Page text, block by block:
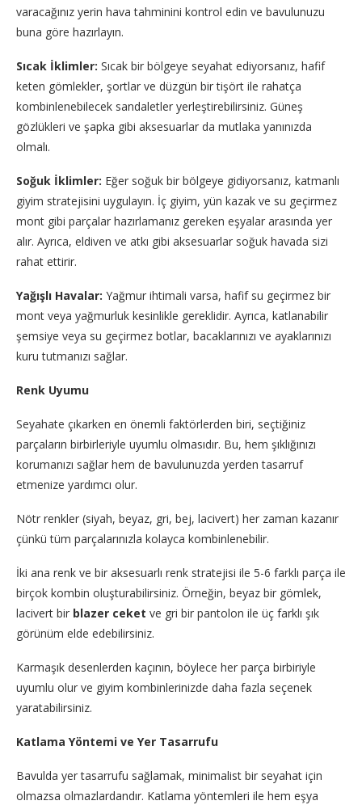
varacağınız yerin hava tahminini kontrol edin ve bavulunuzu
buna göre hazırlayın.
Sıcak İklimler: Sıcak bir bölgeye seyahat ediyorsanız, hafif
keten gömlekler, şortlar ve düzgün bir tişört ile rahatça
kombinlenebilecek sandaletler yerleştirebilirsiniz. Güneş
gözlükleri ve şapka gibi aksesuarlar da mutlaka yanınızda
olmalı.
Soğuk İklimler: Eğer soğuk bir bölgeye gidiyorsanız, katmanlı
giyim stratejisini uygulayın. İç giyim, yün kazak ve su geçirmez
mont gibi parçalar hazırlamanız gereken eşyalar arasında yer
alır. Ayrıca, eldiven ve atkı gibi aksesuarlar soğuk havada sizi
rahat ettirir.
Yağışlı Havalar: Yağmur ihtimali varsa, hafif su geçirmez bir
mont veya yağmurluk kesinlikle gereklidir. Ayrıca, katlanabilir
şemsiye veya su geçirmez botlar, bacaklarınızı ve ayaklarınızı
kuru tutmanızı sağlar.
Renk Uyumu
Seyahate çıkarken en önemli faktörlerden biri, seçtiğiniz
parçaların birbirleriyle uyumlu olmasıdır. Bu, hem şıklığınızı
korumanızı sağlar hem de bavulunuzda yerden tasarruf
etmenize yardımcı olur.
Nötr renkler (siyah, beyaz, gri, bej, lacivert) her zaman kazanır
çünkü tüm parçalarınızla kolayca kombinlenebilir.
İki ana renk ve bir aksesuarlı renk stratejisi ile 5-6 farklı parça ile
birçok kombin oluşturabilirsiniz. Örneğin, beyaz bir gömlek,
lacivert bir blazer ceket ve gri bir pantolon ile üç farklı şık
görünüm elde edebilirsiniz.
Karmaşık desenlerden kaçının, böylece her parça birbiriyle
uyumlu olur ve giyim kombinlerinizde daha fazla seçenek
yaratabilirsiniz.
Katlama Yöntemi ve Yer Tasarrufu
Bavulda yer tasarrufu sağlamak, minimalist bir seyahat için
olmazsa olmazlardandır. Katlama yöntemleri ile hem eşya